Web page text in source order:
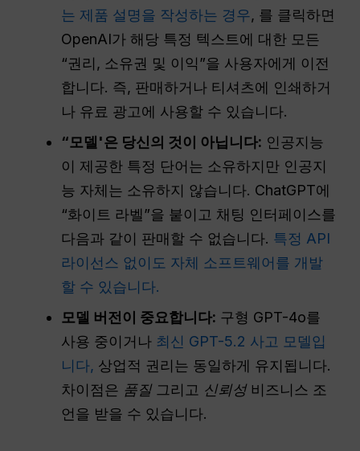
는 제품 설명을 작성하는 경우, 를 클릭하면
OpenAI가 해당 특정 텍스트에 대한 모든
“권리, 소유권 및 이익”을 사용자에게 이전
합니다. 즉, 판매하거나 티셔츠에 인쇄하거
나 유료 광고에 사용할 수 있습니다.
“모델'은 당신의 것이 아닙니다: 인공지능
이 제공한 특정 단어는 소유하지만 인공지
능 자체는 소유하지 않습니다. ChatGPT에
“화이트 라벨”을 붙이고 채팅 인터페이스를
다음과 같이 판매할 수 없습니다. 특정 API
라이선스 없이도 자체 소프트웨어를 개발
할 수 있습니다.
모델 버전이 중요합니다: 구형 GPT-4o를
사용 중이거나 최신 GPT-5.2 사고 모델입
니다, 상업적 권리는 동일하게 유지됩니다.
차이점은 품질 그리고 신뢰성 비즈니스 조
언을 받을 수 있습니다.